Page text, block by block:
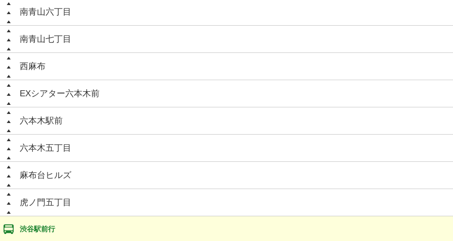
南青山六丁目
南青山七丁目
西麻布
EXシアター六本木前
六本木駅前
六本木五丁目
麻布台ヒルズ
虎ノ門五丁目
渋谷駅前行